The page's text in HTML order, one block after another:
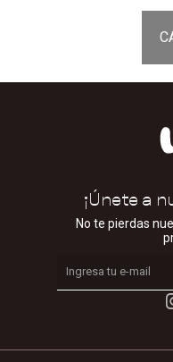
¡Únete a
No te pierdas